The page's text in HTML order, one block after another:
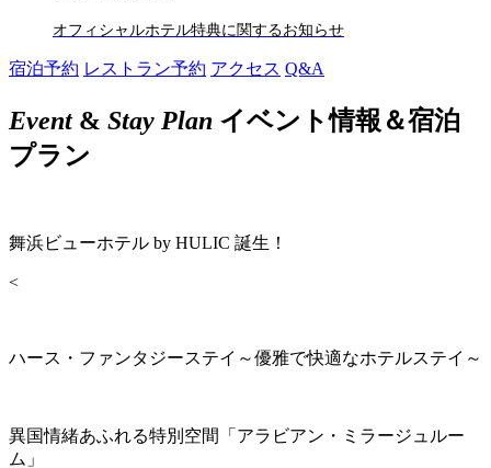
オフィシャルホテル特典に関するお知らせ
宿泊予約 レストラン予約 アクセス Q&A
Event& Stay Plan イベント情報＆宿泊
プラン
舞浜ビューホテル by HULIC 誕生！
<
ハース・ファンタジーステイ～優雅で快適なホテルステイ～
異国情緒あふれる特別空間「アラビアン・ミラージュルー
ム」